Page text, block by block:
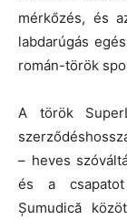
mérkőzés, és
labdarúgás
román-török
A török
– heves
és a csapatot
Șumudică